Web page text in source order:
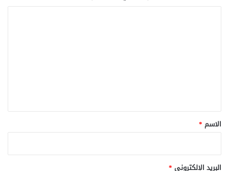
*
الاسم *
البريد الإلكتروني *